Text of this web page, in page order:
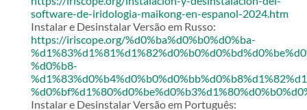
software-de-iridologia-maikong-en-espanol-2024.htm
Instalar e Desinstalar Versão em Russo:
https://iriscope.org/%d0%ba%d0%b0%d0%ba-
%d0%b8-
Instalar e Desinstalar Versão em Português: